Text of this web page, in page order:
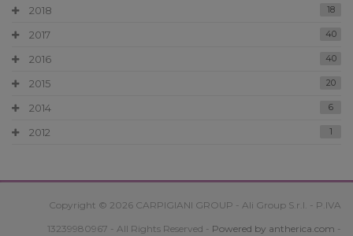
2018 18
2017 40
2016 40
2015 20
2014 6
2012 1
Copyright © 2026 CARPIGIANI GROUP - Ali Group S.r.l. - P.IVA
13239980967 - All Rights Reserved - Powered by antherica.com -